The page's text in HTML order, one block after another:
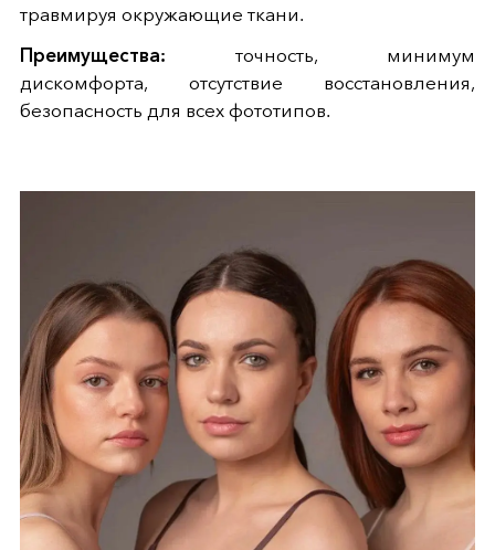
травмируя окружающие ткани.
Преимущества: точность, минимум
дискомфорта, отсутствие восстановления,
безопасность для всех фототипов.